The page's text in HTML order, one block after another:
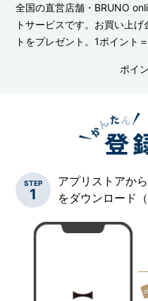
全国の直営店舗・BRUNO
トサービスです。お買い上
トをプレゼント。1ポイント
ポイ
STEP
1
アプリストアか
をダウンロード（